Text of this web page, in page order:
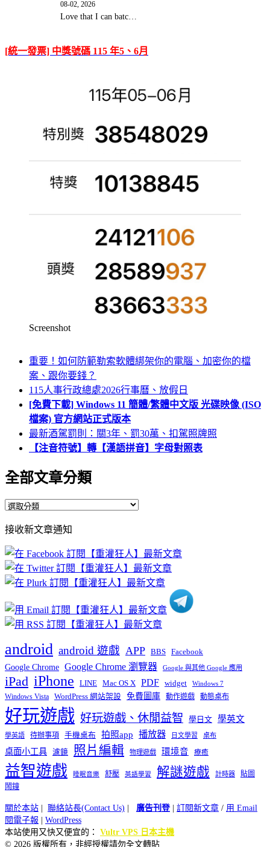
08-02, 2026
Love that I can batc…
[統一發票] 中獎號碼 115 年5、6月
Screenshot
重要！如何防範勒索軟體綁架你的電腦、加密你的檔
案、跟你要錢？
115人事行政總處2026行事曆、放假日
[免費下載] Windows 11 簡體/繁體中文版 光碟映像 (ISO
檔案) 官方網站正式版本
最新酒駕罰則：關3年、罰30萬、扣駕照牌照
【注音符號】轉【漢語拼音】字母對照表
全部文章分類
全
文
章
分
類
接收新文章通知
android android 遊戲 APP BBS Facebook
Google Chrome Google Chrome 瀏覽器 Google 與其他 Google 應用
iPad iPhone LINE Mac OS X PDF widget Windows 7
Windows Vista WordPress 網站架設 免費圖庫 動作遊戲 動態桌布
好玩遊戲 好玩遊戲、休閒益智 學日文 學英文
學英語 待辦事項 手機桌布 拍照app 播放器 日文學習 桌布
桌面小工具 濾鏡 照片編輯 物理遊戲 環境音 療癒
益智遊戲 睡眠音樂 舒壓 英語學習 解謎遊戲 計時器
貼圖
鬧鐘
關於本站 聯絡站長(Contact Us) 廣告刊登| 訂閱新文章 / 用 Email
閱電子報
WordPress
本站使用又快又便宜的： Vultr VPS 日本主機
© 2026 版權所有，非經授權請勿全文轉貼